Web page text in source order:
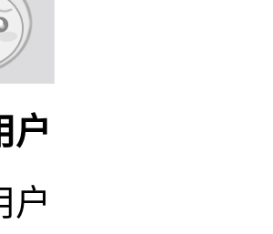
户
户